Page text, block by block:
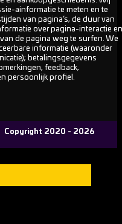
ainformatie te meten en te
van pagina’s, de duur van
over pagina-interactie en
de pagina weg te surfen. We
informatie (waaronder
betalingsgegevens
feedback,
persoonlijk profiel.
Copyright 2020 - 2026